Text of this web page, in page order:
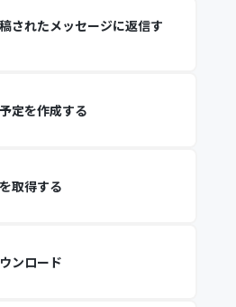
されたメッセージに返信す
定を作成する
取得する
ンロード